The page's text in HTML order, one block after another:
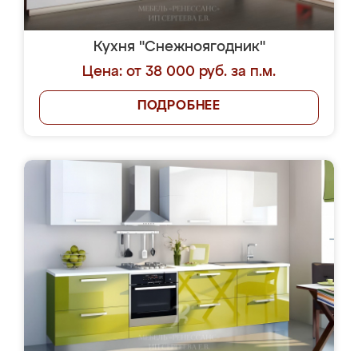
Кухня "Снежноягодник"
Цена: от 38 000 руб. за п.м.
ПОДРОБНЕЕ